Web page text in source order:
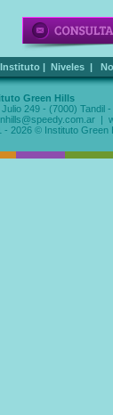
Instituto | Niveles |
Green Hills
Julio 249 - (7000) Tandil
|
- 2026 © Instituto